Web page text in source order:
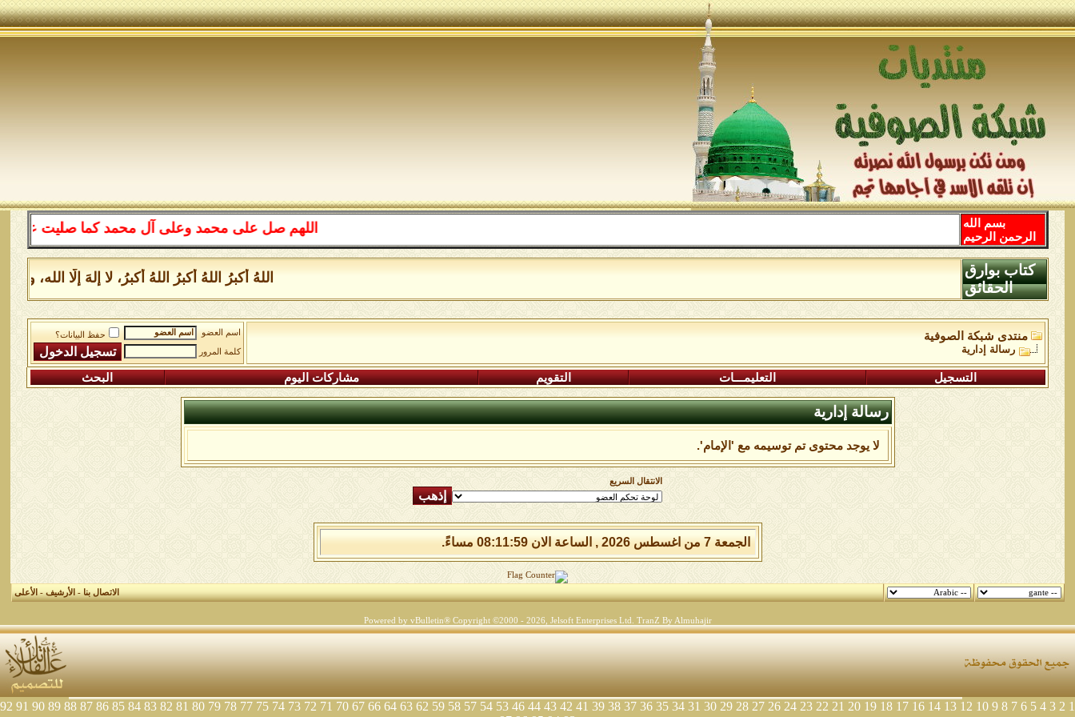
اللهم صل على محمد وعلى آل محمد كما صليت على
بسم الله
الرحمن الرحيم
اللهُ أكبرُ اللهُ أكبرُ اللهُ أكبرُ، لا إلهَ إلَّا
كتاب بوارق
الحقائق
منتدى شبكة الصوفية
رسالة إدارية
اسم العضو
حفظ البيانات؟
كلمة المرور
التسجيل التعليمـــات التقويم مشاركات اليوم البحث
رسالة إدارية
لا يوجد محتوى تم توسيمه مع 'الإمام'.
الانتقال السريع
الجمعة 7 من اغسطس 2026 , الساعة الان 08:11:59 مساءً.
الاتصال بنا-الأرشيف-الأعلى
Powered by vBulletin® Copyright ©2000 - 2026, Jelsoft Enterprises Ltd. TranZ By Almuhajir
1
2
3
4
5
6
7
8
9
10
12
13
14
16
17
18
19
20
21
22
23
24
26
27
28
29
30
31
34
35
36
37
38
39
41
42
43
44
46
53
54
57
58
59
62
63
64
66
67
70
71
72
73
74
75
77
78
79
80
81
82
83
84
85
86
87
88
89
90
91
92